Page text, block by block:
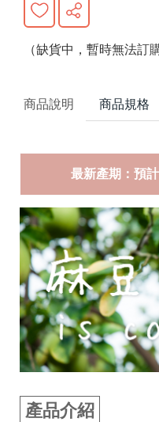
（缺貨中，暫時無法訂購
商品說明 商品規格
最新產期：預
產品介紹